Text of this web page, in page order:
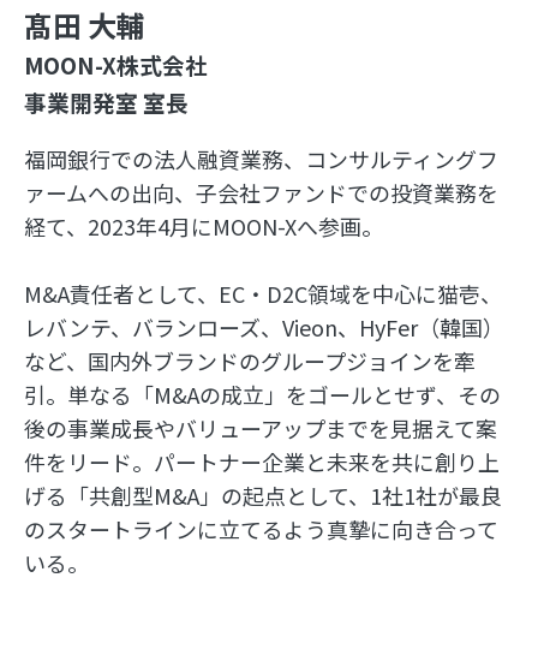
髙田 大輔
MOON-X株式会社
事業開発室 室長
福岡銀行での法人融資業務、コンサルティングフ
ァームへの出向、子会社ファンドでの投資業務を
経て、2023年4月にMOON-Xへ参画。
M&A責任者として、EC・D2C領域を中心に猫壱、
レバンテ、バランローズ、Vieon、HyFer（韓国）
など、国内外ブランドのグループジョインを牽
引。単なる「M&Aの成立」をゴールとせず、その
後の事業成長やバリューアップまでを見据えて案
件をリード。パートナー企業と未来を共に創り上
げる「共創型M&A」の起点として、1社1社が最良
のスタートラインに立てるよう真摯に向き合って
いる。